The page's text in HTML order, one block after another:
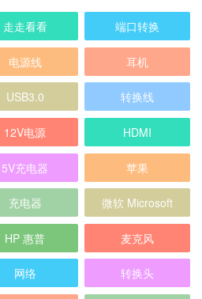
走走看看 端口转换
电源线 耳机
USB3.0 转换线
12V电源 HDMI
5V充电器 苹果
充电器 微软 Microsoft
HP 惠普 麦克风
网络 转换头